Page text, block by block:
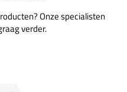
Onze specialisten
verder.